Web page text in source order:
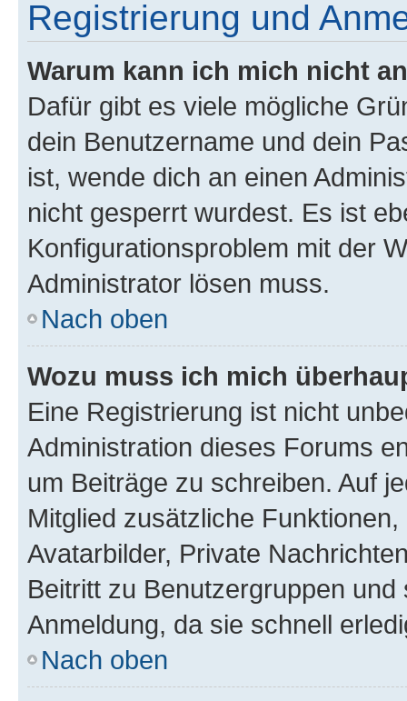
Registrierung und
Warum kann ich mich nicht
Dafür gibt es viele mögliche
dein Benutzername und dein
ist, wende dich an einen
nicht gesperrt wurdest. Es ist
Konfigurationsproblem mit der
Administrator lösen muss.
Nach oben
Wozu muss ich mich
Eine Registrierung ist nicht
Administration dieses Forums
um Beiträge zu schreiben. Auf
Mitglied zusätzliche
Avatarbilder, Private
Beitritt zu Benutzergruppen
Anmeldung, da sie schnell
Nach oben